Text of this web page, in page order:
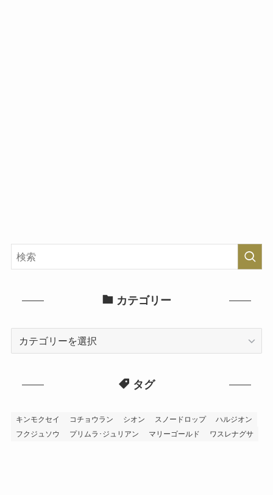
カテゴリー
タグ
キンモクセイ コチョウラン シオン スノードロップ
ハルジオン
フクジュソウ
プリムラ･ジュリアン マリーゴールド ワスレナグサ